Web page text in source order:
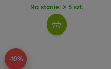
Na stanie: > 5 szt.
-10%